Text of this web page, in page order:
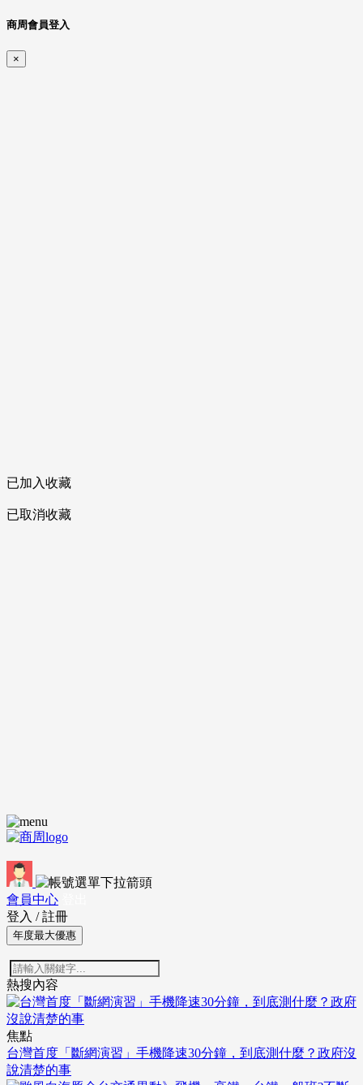
商周會員登入
×
已加入收藏
已取消收藏
會員中心
登入 / 註冊
年度最大優惠
熱搜內容
焦點
台灣首度「斷網演習」手機降速30分鐘，到底測什麼？政府沒
說清楚的事